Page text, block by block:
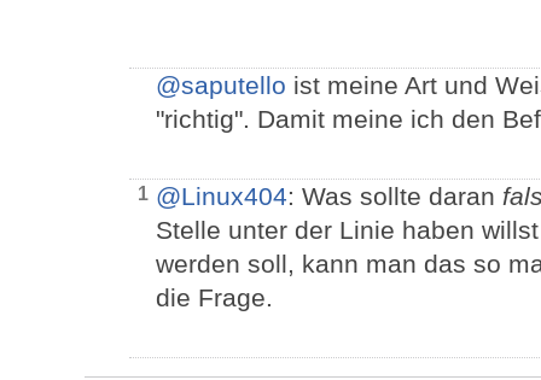
@saputello ist meine Art und
"richtig". Damit meine ich den
1 @Linux404: Was sollte daran
Stelle unter der Linie haben
werden soll, kann man das so
die Frage.